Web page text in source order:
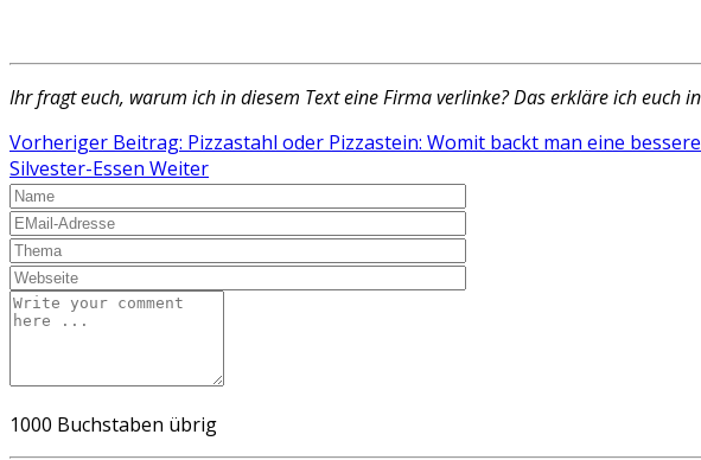
Ihr fragt euch, warum ich in diesem Text eine Firma verlinke? Das erkläre ich euch
Vorheriger Beitrag: Pizzastahl oder Pizzastein: Womit backt man eine bessere
Silvester-Essen Weiter
1000 Buchstaben übrig